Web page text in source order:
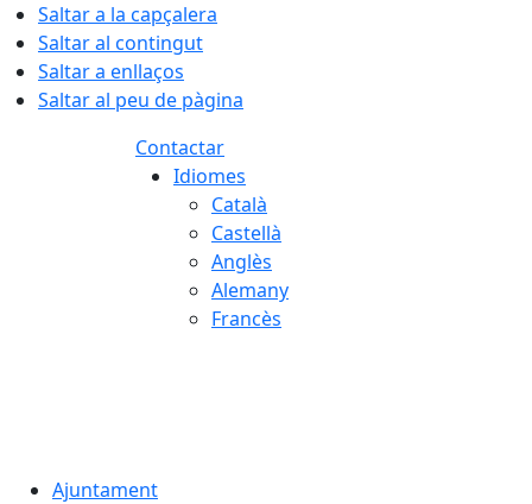
Saltar a la capçalera
Saltar al contingut
Saltar a enllaços
Saltar al peu de pàgina
Contactar
Idiomes
Català
Castellà
Anglès
Alemany
Francès
Ajuntament